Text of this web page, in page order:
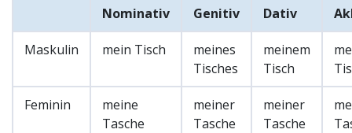
Nominativ Genitiv Dativ
Maskulin mein Tisch
meines
Tisches
meinem
Tisch
Feminin
meine
Tasche
meiner
Tasche
meiner
Tasche